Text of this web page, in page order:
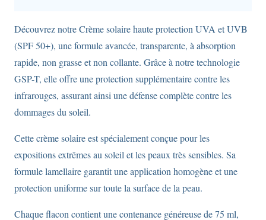
Découvrez notre Crème solaire haute protection UVA et UVB
(SPF 50+), une formule avancée, transparente, à absorption
rapide, non grasse et non collante. Grâce à notre technologie
GSP-T, elle offre une protection supplémentaire contre les
infrarouges, assurant ainsi une défense complète contre les
dommages du soleil.
Cette crème solaire est spécialement conçue pour les
expositions extrêmes au soleil et les peaux très sensibles. Sa
formule lamellaire garantit une application homogène et une
protection uniforme sur toute la surface de la peau.
Chaque flacon contient une contenance généreuse de 75 ml,